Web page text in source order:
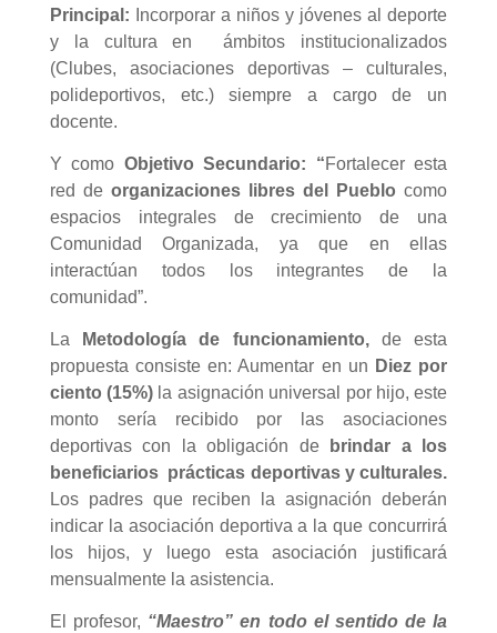
Principal:
Incorporar a niños y jóvenes al deporte
y la cultura en ámbitos institucionalizados
(Clubes, asociaciones deportivas – culturales,
polideportivos, etc.) siempre a cargo de un
docente.
Y como Objetivo Secundario: “Fortalecer esta
red de organizaciones libres del Pueblo como
espacios integrales de crecimiento de una
Comunidad Organizada, ya que en ellas
interactúan todos los integrantes de la
comunidad”.
La Metodología de funcionamiento, de esta
propuesta consiste en: Aumentar en un Diez por
ciento (15%) la asignación universal por hijo, este
monto sería recibido por las asociaciones
deportivas con la obligación de
brindar a los
beneficiarios prácticas deportivas y culturales.
Los padres que reciben la asignación deberán
indicar la asociación deportiva a la que concurrirá
los hijos, y luego esta asociación justificará
mensualmente la asistencia.
El profesor, “Maestro” en todo el sentido de la